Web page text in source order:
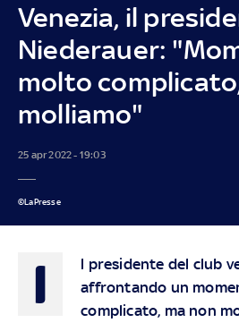
Venezia, il
Niederauer:
molto
molliamo"
25 apr 2022 - 19:03
©LaPresse
I
l presidente del club
affrontando un
complicato, ma non